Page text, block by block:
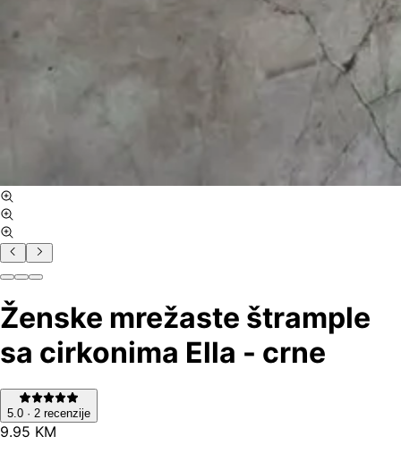
Ženske mrežaste štrample
sa cirkonima Ella - crne
5.0 · 2 recenzije
9.95 KM